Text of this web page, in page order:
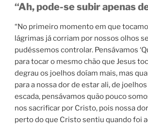
“Ah, pode-se subir apenas
“No primeiro momento em que
lágrimas já corriam por nossos olhos
pudéssemos controlar. Pensávamos
para tocar o mesmo chão que Jesus
degrau os joelhos doíam mais, mas
para a nossa dor de estar ali, de
escada, pensávamos quão pouco
nos sacrificar por Cristo, pois nossa
perto do que Cristo sentiu quando foi